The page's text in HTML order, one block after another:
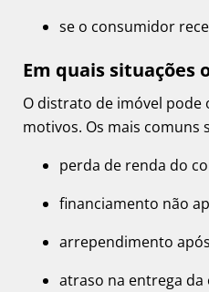
se o consumidor
Em quais situações
O distrato de imóvel
motivos. Os mais comuns
perda de renda do
financiamento não
arrependimento
atraso na entrega da